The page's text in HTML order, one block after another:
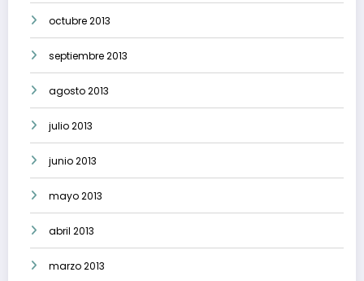
octubre 2013
septiembre 2013
agosto 2013
julio 2013
junio 2013
mayo 2013
abril 2013
marzo 2013